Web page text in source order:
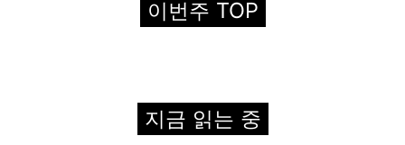
이번주 TOP
지금 읽는 중